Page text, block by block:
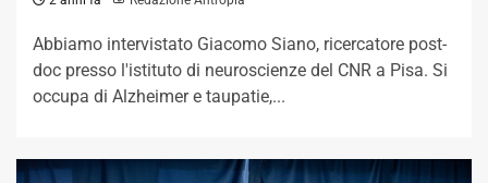
Abbiamo intervistato Giacomo Siano, ricercatore post-
doc presso l'istituto di neuroscienze del CNR a Pisa. Si
occupa di Alzheimer e taupatie,...